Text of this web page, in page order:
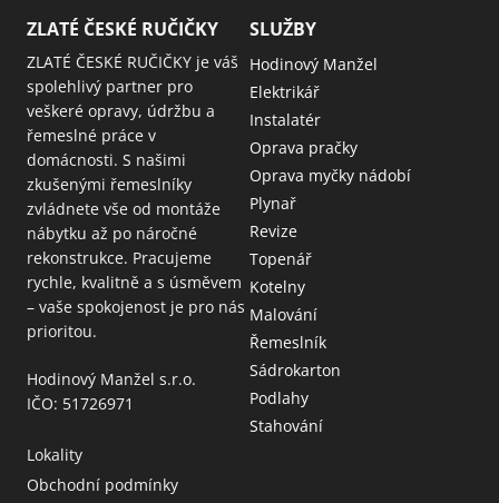
ZLATÉ ČESKÉ RUČIČKY
ZLATÉ ČESKÉ RUČIČKY je váš
spolehlivý partner pro
veškeré opravy, údržbu a
řemeslné práce v
domácnosti. S našimi
zkušenými řemeslníky
zvládnete vše od montáže
nábytku až po náročné
rekonstrukce. Pracujeme
rychle, kvalitně a s úsměvem
– vaše spokojenost je pro nás
prioritou.
Hodinový Manžel s.r.o.
IČO: 51726971
Lokality
Obchodní podmínky
SLUŽBY
Hodinový Manžel
Elektrikář
Instalatér
Oprava pračky
Oprava myčky nádobí
Plynař
Revize
Topenář
Kotelny
Malování
Řemeslník
Sádrokarton
Podlahy
Stahování